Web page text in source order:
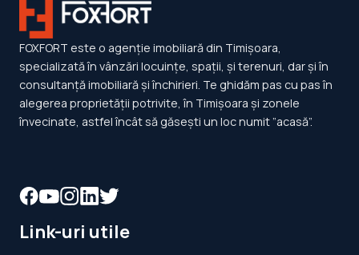
FOXFORT este o agenție imobiliară din Timișoara,
specializată în vânzări locuințe, spații, și terenuri, dar și în
consultanță imobiliară și închirieri. Te ghidăm pas cu pas în
alegerea proprietății potrivite, în Timișoara și zonele
învecinate, astfel încât să găsești un loc numit ”acasă”.
Link-uri utile